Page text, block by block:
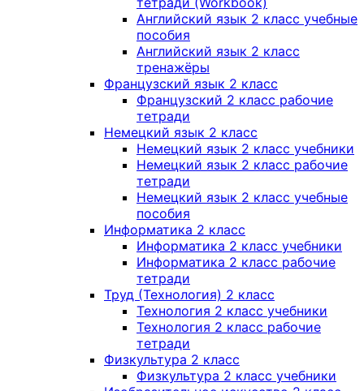
Английский язык 2 класс учебные
пособия
Английский язык 2 класс
тренажёры
Французский язык 2 класс
Французский 2 класс рабочие
тетради
Немецкий язык 2 класс
Немецкий язык 2 класс учебники
Немецкий язык 2 класс рабочие
тетради
Немецкий язык 2 класс учебные
пособия
Информатика 2 класс
Информатика 2 класс учебники
Информатика 2 класс рабочие
тетради
Труд (Технология) 2 класс
Технология 2 класс учебники
Технология 2 класс рабочие
тетради
Физкультура 2 класс
Физкультура 2 класс учебники